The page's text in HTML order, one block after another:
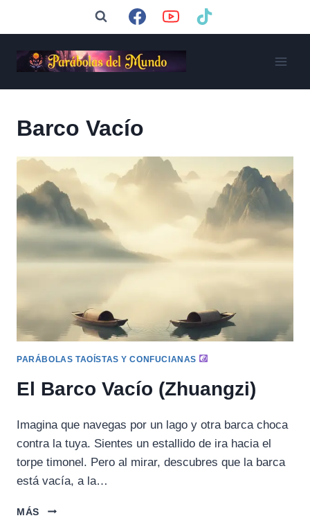
Barco Vacío
PARÁBOLAS TAOÍSTAS Y CONFUCIANAS
El Barco Vacío (Zhuangzi)
Imagina que navegas por un lago y otra barca choca
contra la tuya. Sientes un estallido de ira hacia el
torpe timonel. Pero al mirar, descubres que la barca
está vacía, a la…
MÁS
EL